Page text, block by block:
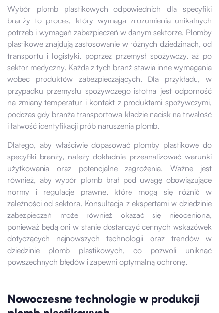
Wybór plomb plastikowych odpowiednich dla specyfiki
branży to proces, który wymaga zrozumienia unikalnych
potrzeb i wymagań zabezpieczeń w danym sektorze. Plomby
plastikowe znajdują zastosowanie w różnych dziedzinach, od
transportu i logistyki, poprzez przemysł spożywczy, aż po
sektor medyczny. Każda z tych branż stawia inne wymagania
wobec produktów zabezpieczających. Dla przykładu, w
przypadku przemysłu spożywczego istotna jest odporność
na zmiany temperatur i kontakt z produktami spożywczymi,
podczas gdy branża transportowa kładzie nacisk na trwałość
i łatwość identyfikacji prób naruszenia plomb.
Dlatego, aby właściwie dopasować plomby plastikowe do
specyfiki branży, należy dokładnie przeanalizować warunki
użytkowania oraz potencjalne zagrożenia. Ważne jest
również, aby wybór plomb brał pod uwagę obowiązujące
normy i regulacje prawne, które mogą się różnić w
zależności od sektora. Konsultacja z ekspertami w dziedzinie
zabezpieczeń może również okazać się nieoceniona,
ponieważ będą oni w stanie dostarczyć cennych wskazówek
dotyczących najnowszych technologii oraz trendów w
dziedzinie plomb plastikowych, co pozwoli uniknąć
powszechnych błędów i zapewni optymalną ochronę.
Nowoczesne technologie w produkcji